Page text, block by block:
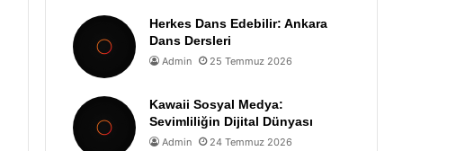
Herkes Dans Edebilir: Ankara
Dans Dersleri
Admin 25 Temmuz 2026
Kawaii Sosyal Medya:
Sevimliliğin Dijital Dünyası
Admin 24 Temmuz 2026